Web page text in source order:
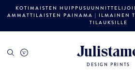
KOTIMAISTEN
AMMATTILAISTEN PAINAMA | ILMAINEN
TILAUKSILLE
DESIGN PRINTS